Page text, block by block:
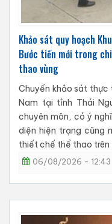
Khảo sát quy hoạch
Bước tiến mới trong
thao vùng
Chuyến khảo sát
Nam tại tỉnh Thái
chuyên môn, có ý
diện hiện trạng cũng
thiết chế thể thao trên
06/08/2026 - 12:43